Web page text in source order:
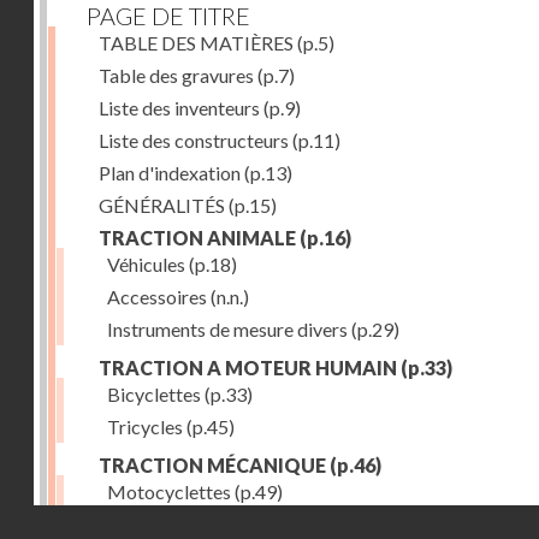
PAGE DE TITRE
TABLE DES MATIÈRES (p.5)
Table des gravures (p.7)
Liste des inventeurs (p.9)
Liste des constructeurs (p.11)
Plan d'indexation(p.13)
GÉNÉRALITÉS (p.15)
TRACTION ANIMALE (p.16)
Véhicules (p.18)
Accessoires (n.n.)
Instruments de mesure divers (p.29)
TRACTION A MOTEUR HUMAIN (p.33)
Bicyclettes (p.33)
Tricycles (p.45)
TRACTION MÉCANIQUE (p.46)
Motocyclettes (p.49)